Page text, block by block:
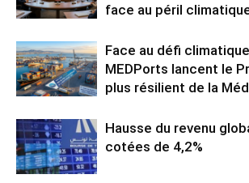
face au péril
Face au défi climatique
MEDPorts lancent le
plus résilient de la
Hausse du revenu
cotées de 4,2%